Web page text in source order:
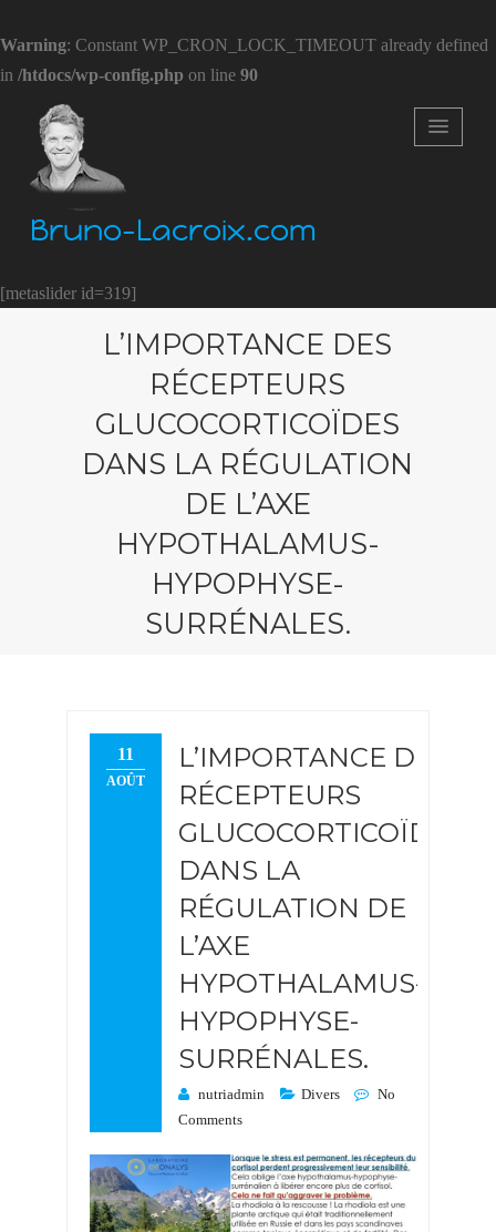
Warning: Constant WP_CRON_LOCK_TIMEOUT already defined
in /htdocs/wp-config.php on line 90
Bruno-Lacroix.com
[metaslider id=319]
L’IMPORTANCE DES
RÉCEPTEURS
GLUCOCORTICOÏDES
DANS LA RÉGULATION
DE L’AXE
HYPOTHALAMUS-
HYPOPHYSE-
SURRÉNALES.
11
AOÛT
L’IMPORTANCE DES
RÉCEPTEURS
GLUCOCORTICOÏDES
DANS LA
RÉGULATION DE
L’AXE
HYPOTHALAMUS-
HYPOPHYSE-
SURRÉNALES.
nutriadmin Divers
No
Comments